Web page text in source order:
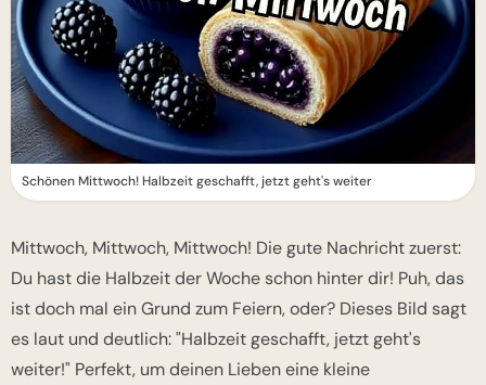
Schönen Mittwoch! Halbzeit geschafft, jetzt geht's weiter
Mittwoch, Mittwoch, Mittwoch! Die gute Nachricht zuerst:
Du hast die Halbzeit der Woche schon hinter dir! Puh, das
ist doch mal ein Grund zum Feiern, oder? Dieses Bild sagt
es laut und deutlich: "Halbzeit geschafft, jetzt geht's
weiter!" Perfekt, um deinen Lieben eine kleine